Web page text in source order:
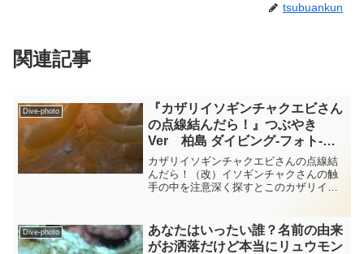
tsubuankun
関連記事
Dive-photo
『カザリイソギンチャクエビさん
の点線結んだら！』つぶやき
Ver 柏島 ダイビング‐フォト‐
tsubuankun
カザリイソギンチャクエビさんの点線結
んだら！（改）イソギンチャクさんの触
手の中を注意深く探すとこのカザリイソ
の触手の中を探すのってあまり気持ちの
いいものではないかと思...
Dive-photo
あなたはいったい誰？名前の由来
がお洒落だけど本当にリュウモン